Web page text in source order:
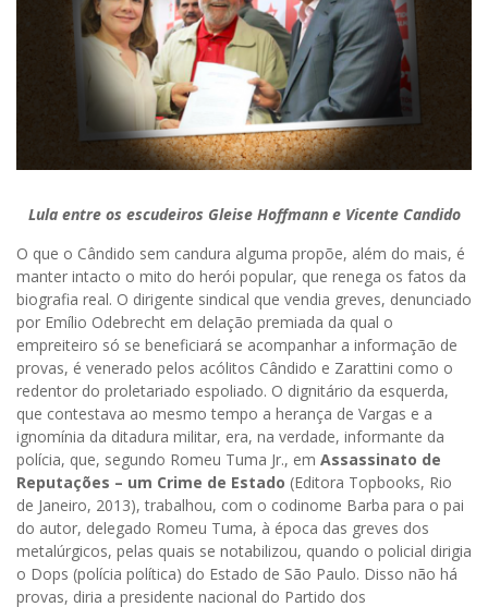
Lula entre os escudeiros Gleise Hoffmann e Vicente Candido
O que o Cândido sem candura alguma propõe, além do mais, é
manter intacto o mito do herói popular, que renega os fatos da
biografia real. O dirigente sindical que vendia greves, denunciado
por Emílio Odebrecht em delação premiada da qual o
empreiteiro só se beneficiará se acompanhar a informação de
provas, é venerado pelos acólitos Cândido e Zarattini como o
redentor do proletariado espoliado. O dignitário da esquerda,
que contestava ao mesmo tempo a herança de Vargas e a
ignomínia da ditadura militar, era, na verdade, informante da
polícia, que, segundo Romeu Tuma Jr., em Assassinato de
Reputações – um Crime de Estado (Editora Topbooks, Rio
de Janeiro, 2013), trabalhou, com o codinome Barba para o pai
do autor, delegado Romeu Tuma, à época das greves dos
metalúrgicos, pelas quais se notabilizou, quando o policial dirigia
o Dops (polícia política) do Estado de São Paulo. Disso não há
provas, diria a presidente nacional do Partido dos